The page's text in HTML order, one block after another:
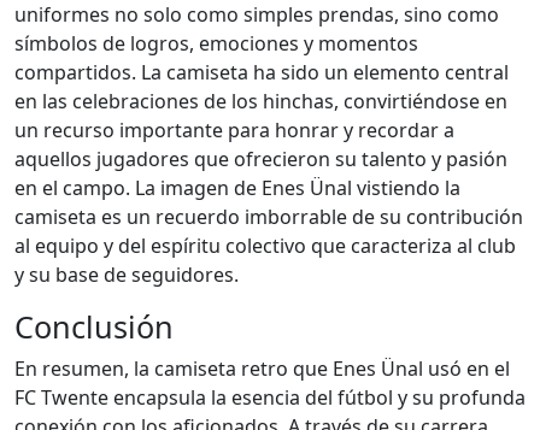
uniformes no solo como simples prendas, sino como
símbolos de logros, emociones y momentos
compartidos. La camiseta ha sido un elemento central
en las celebraciones de los hinchas, convirtiéndose en
un recurso importante para honrar y recordar a
aquellos jugadores que ofrecieron su talento y pasión
en el campo. La imagen de Enes Ünal vistiendo la
camiseta es un recuerdo imborrable de su contribución
al equipo y del espíritu colectivo que caracteriza al club
y su base de seguidores.
Conclusión
En resumen, la camiseta retro que Enes Ünal usó en el
FC Twente encapsula la esencia del fútbol y su profunda